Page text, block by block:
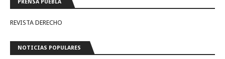
PRENSA PUEBLA
REVISTA DERECHO
NOTICIAS POPULARES